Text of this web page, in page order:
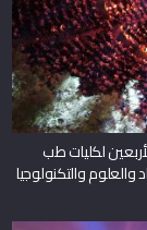
لكليات طب
والتكنولوجيا